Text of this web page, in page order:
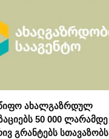
ახალგაზრდულ
50 000 ლარამდე
გრანტებს სთავაზობს